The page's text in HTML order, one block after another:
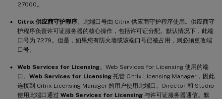
27000。
Citrix 供应商守护程序。此端口号由 Citrix 供应商守护程序使用。供应商守
护程序负责许可证服务器的核心操作，包括许可证分配。默认情况下，此端
口号为 7279。但是，如果您有防火墙或该端口号已被占用，则必须更改端
口号。
Web Services for Licensing。Web Services for Licensing 使用的端
口。 Web Services for Licensing 托管 Citrix Licensing Manager，因此
连接到 Citrix Licensing Manager 的用户使用此端口。Director 和 Studio
使用此端口通过 Web Services for Licensing 与许可证服务器通信。默